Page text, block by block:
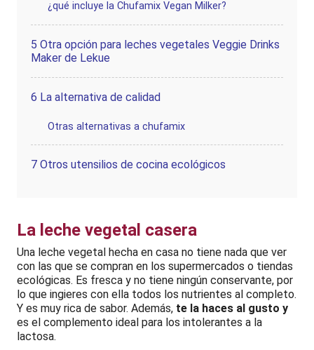
¿qué incluye la Chufamix Vegan Milker?
5 Otra opción para leches vegetales Veggie Drinks
Maker de Lekue
6 La alternativa de calidad
Otras alternativas a chufamix
7 Otros utensilios de cocina ecológicos
La leche vegetal casera
Una leche vegetal hecha en casa no tiene nada que ver
con las que se compran en los supermercados o tiendas
ecológicas. Es fresca y no tiene ningún conservante, por
lo que ingieres con ella todos los nutrientes al completo.
Y es muy rica de sabor. Además, te la haces al gusto y
es el complemento ideal para los intolerantes a la
lactosa.